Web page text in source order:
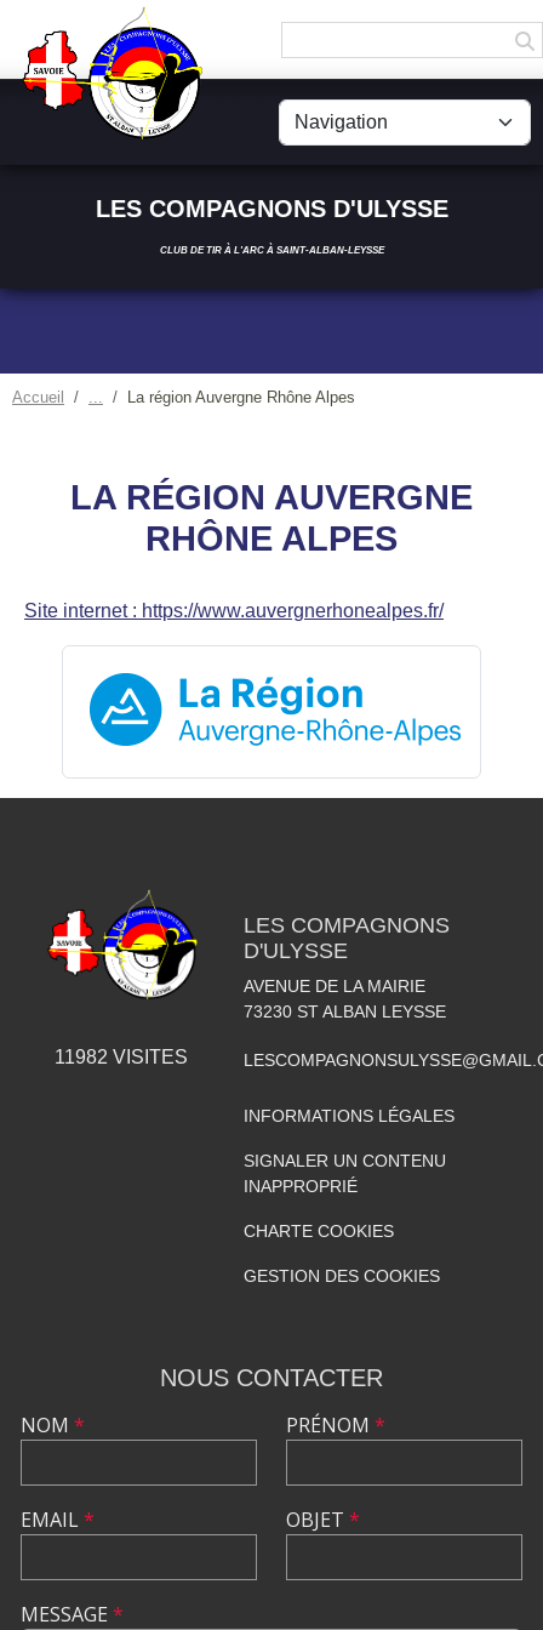
LES COMPAGNONS D'ULYSSE
CLUB DE TIR À L'ARC À SAINT-ALBAN-LEYSSE
Accueil La région Auvergne Rhône Alpes
LA RÉGION AUVERGNE
RHÔNE ALPES
Site internet : https://www.auvergnerhonealpes.fr/
11982 VISITES
LES COMPAGNONS
D'ULYSSE
AVENUE DE LA MAIRIE
73230 ST ALBAN LEYSSE
INFORMATIONS LÉGALES
SIGNALER UN CONTENU
INAPPROPRIÉ
CHARTE COOKIES
GESTION DES COOKIES
NOUS CONTACTER
NOM *
EMAIL*
PRÉNOM *
OBJET *
MESSAGE *
Panneau de gestion des cookies